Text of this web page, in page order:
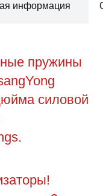
информация
пружины
силовой